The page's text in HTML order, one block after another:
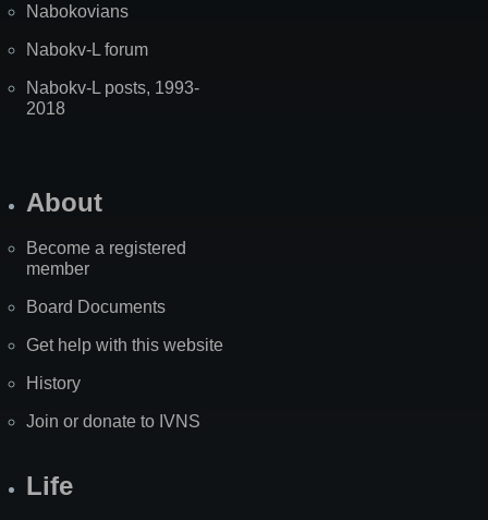
Nabokovians
Nabokv-L forum
Nabokv-L posts, 1993-
2018
About
Become a registered
member
Board Documents
Get help with this website
History
Join or donate to IVNS
Life